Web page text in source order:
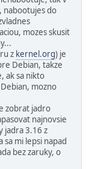
nabootujes do
mozes skusit
z kernel.org) je
Debian, takze
ak sa nikto
mozno
zobrat jadro
najnovsie
jadra 3.16 z
sa mi lepsi napad
bez zaruky, o